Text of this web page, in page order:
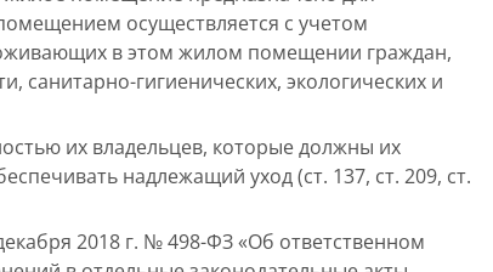
осуществляется с учетом
в этом жилом помещении граждан,
санитарно-гигиенических, экологических и
их владельцев, которые должны их
надлежащий уход (ст. 137, ст. 209, ст.
2018 г. № 498-ФЗ «Об ответственном